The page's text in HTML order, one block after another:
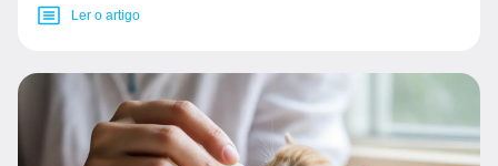
Ler o artigo